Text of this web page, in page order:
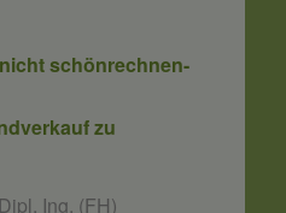
schönrechnen-
zu
Ing. (FH)